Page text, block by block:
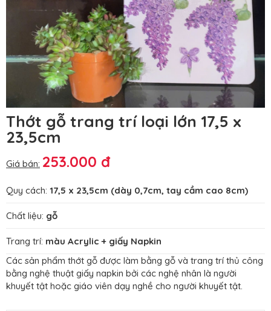
Thớt gỗ trang trí loại lớn 17,5 x
23,5cm
Giá bán: 253.000 đ
Quy cách: 17,5 x 23,5cm (dày 0,7cm, tay cầm cao 8cm)
Chất liệu: gỗ
Trang trí: màu Acrylic + giấy Napkin
Các sản phẩm thớt gỗ được làm bằng gỗ và trang trí thủ công
bằng nghệ thuật giấy napkin bởi các nghệ nhân là người
khuyết tật hoặc giáo viên dạy nghề cho người khuyết tật.